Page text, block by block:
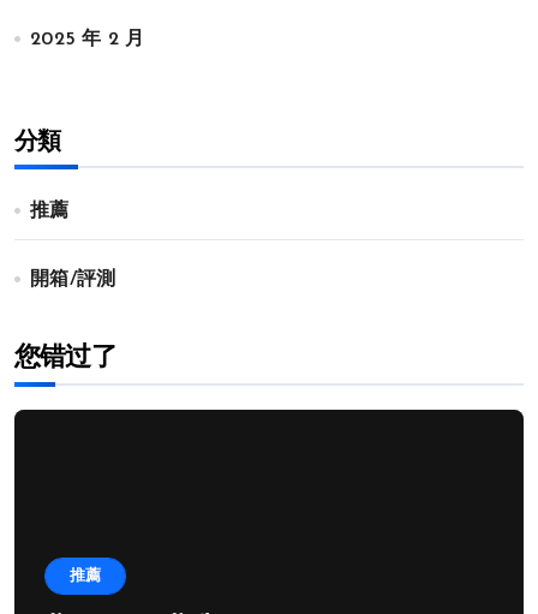
2025 年 2 月
分類
推薦
開箱/評測
您错过了
推薦